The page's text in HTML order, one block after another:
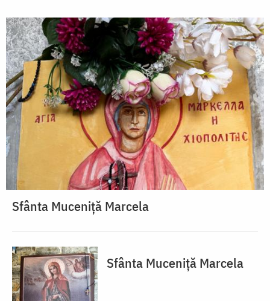
Sfânta Muceniță Marcela
Sfânta Muceniță Marcela